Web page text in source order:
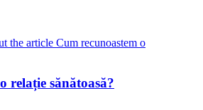
relație sănătoasă?